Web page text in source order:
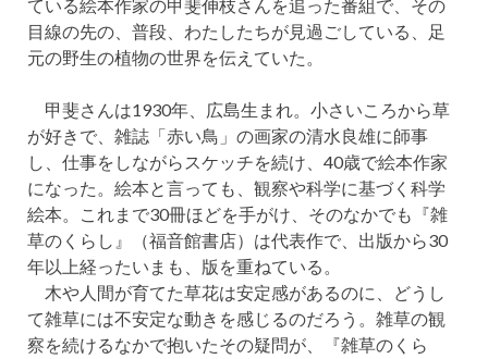
ている絵本作家の甲斐伸枝さんを追った番組で、その
目線の先の、普段、わたしたちが見過ごしている、足
元の野生の植物の世界を伝えていた。
甲斐さんは1930年、広島生まれ。小さいころから草
が好きで、雑誌「赤い鳥」の画家の清水良雄に師事
し、仕事をしながらスケッチを続け、40歳で絵本作家
になった。絵本と言っても、観察や科学に基づく科学
絵本。これまで30冊ほどを手がけ、そのなかでも『雑
草のくらし』（福音館書店）は代表作で、出版から30
年以上経ったいまも、版を重ねている。
木や人間が育てた草花は安定感があるのに、どうし
て雑草には不安定な動きを感じるのだろう。雑草の観
察を続けるなかで抱いたその疑問が、『雑草のくら